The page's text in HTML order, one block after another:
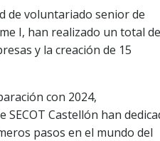
de voluntariado senior de
I, han realizado un total de
y la creación de 15
con 2024,
Castellón han
pasos en el mundo del